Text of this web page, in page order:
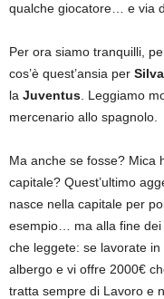
qualche giocatore… e via
Per ora siamo tranquilli,
cos’è quest’ansia per Silva
la Juventus . Leggiamo
mercenario allo spagnolo.
Ma anche se fosse? Mica
capitale? Quest’ultimo
nasce nella capitale per
esempio… ma alla fine dei
che leggete: se lavorate
albergo e vi offre 2000€
tratta sempre di Lavoro e